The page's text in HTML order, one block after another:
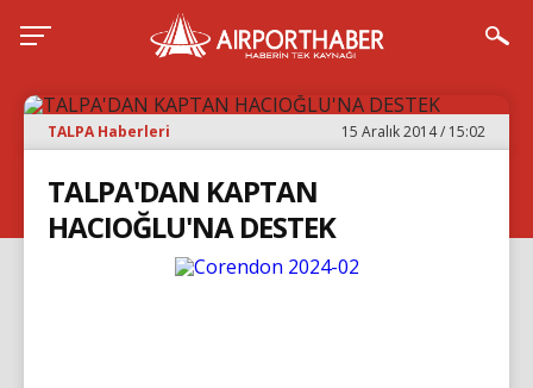
TALPA Haberleri 15 Aralık 2014 / 15:02
TALPA'DAN KAPTAN
HACIOĞLU'NA DESTEK